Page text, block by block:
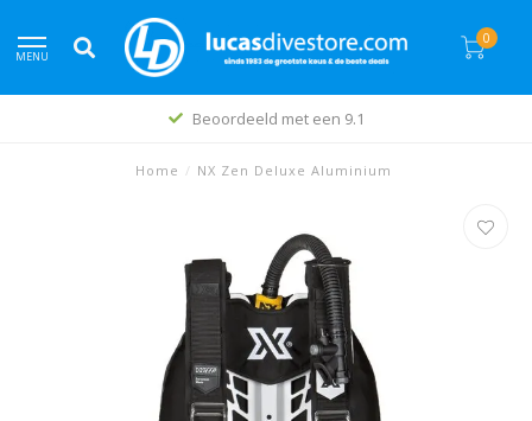
MENU
0
Beoordeeld met een 9.1
Home / NX Zen Deluxe Aluminium